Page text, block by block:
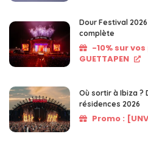
Dour Festival
complète
-10% sur
GUETTAPEN
Où sortir à Ibiza ?
résidences 2026
Promo :